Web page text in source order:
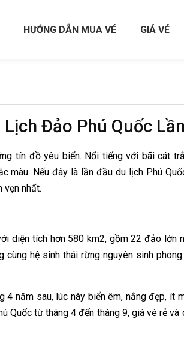
HƯỚNG DẪN MUA VÉ GIÁ VÉ
Đảo Phú Quốc
tín đồ yêu biển. Nổi tiếng với bãi cát
Nếu đây là lần đầu du lịch Phú
vẹn nhất.
diện tích hơn 580 km2, gồm 22 đảo lớn
hệ sinh thái rừng nguyên sinh phong
năm sau, lúc này biển êm, nắng đẹp, ít
Quốc từ tháng 4 đến tháng 9, giá vé rẻ và